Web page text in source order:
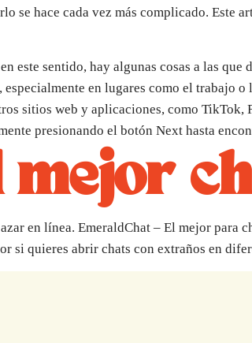
se hace cada vez más complicado. Este
este sentido, hay algunas cosas a las
en lugares como el trabajo
sitios web y aplicaciones, como
presionando el botón Next hasta
mejor
en línea. EmeraldChat – El mejor para
si quieres abrir chats con extraños en